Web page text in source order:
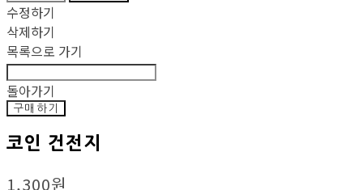
수정하기
삭제하기
목록으로 가기
돌아가기
구매하기
코인 건전지
1,300원